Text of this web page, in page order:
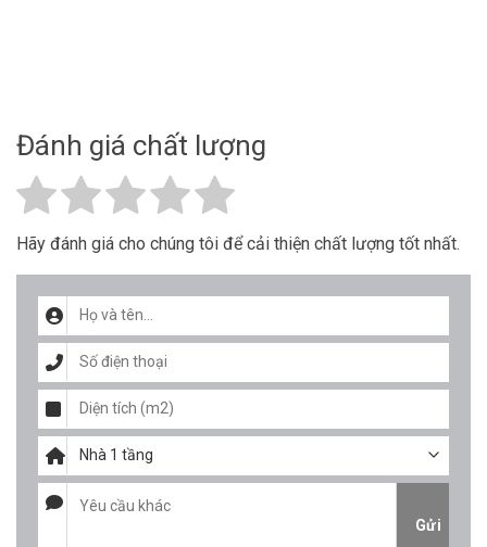
Đánh giá chất lượng
Hãy đánh giá cho chúng tôi để cải thiện chất lượng tốt nhất.